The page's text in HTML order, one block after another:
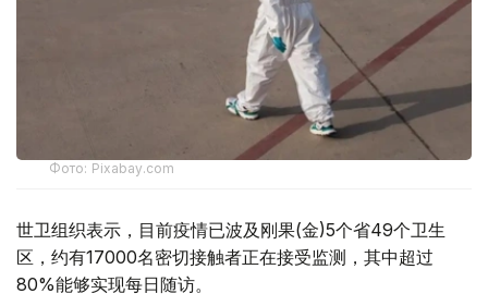
Фото: Pixabay.com
世卫组织表示，目前疫情已波及刚果(金)5个省49个卫生
区，约有17000名密切接触者正在接受监测，其中超过
80%能够实现每日随访。